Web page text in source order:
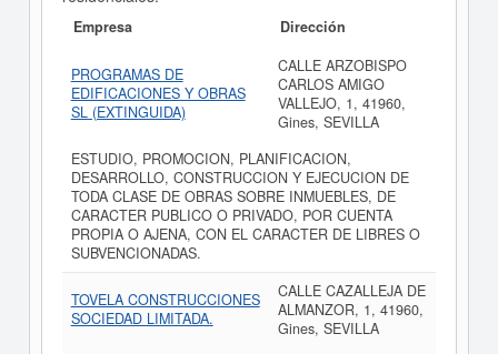
Empresa Dirección
PROGRAMAS DE
EDIFICACIONES Y OBRAS
SL (EXTINGUIDA)
CALLE ARZOBISPO
CARLOS AMIGO
VALLEJO, 1, 41960,
Gines, SEVILLA
ESTUDIO, PROMOCION, PLANIFICACION,
DESARROLLO, CONSTRUCCION Y EJECUCION DE
TODA CLASE DE OBRAS SOBRE INMUEBLES, DE
CARACTER PUBLICO O PRIVADO, POR CUENTA
PROPIA O AJENA, CON EL CARACTER DE LIBRES O
SUBVENCIONADAS.
TOVELA CONSTRUCCIONES
SOCIEDAD LIMITADA.
CALLE CAZALLEJA DE
ALMANZOR, 1, 41960,
Gines, SEVILLA